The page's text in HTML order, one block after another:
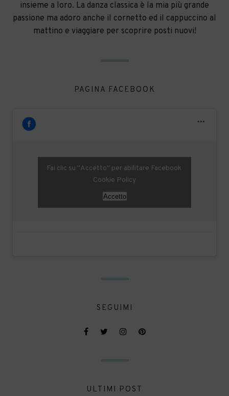
insieme a loro. La danza classica è la mia più grande
passione ma adoro anche il cornetto ed il cappuccino al
mattino e viaggiare per scoprire posti nuovi!
PAGINA FACEBOOK
Fai clic su "Accetto" per abilitare Facebook
Cookie Policy
Accetto
SEGUIMI
ULTIMI POST